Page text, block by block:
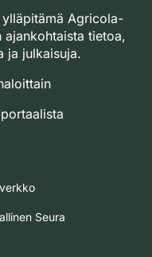
ylläpitämä Agricola-
tietoa,
ja julkaisuja.
Seura